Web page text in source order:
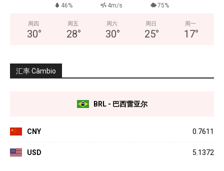
46% 4m/s 75%
周四
30°
周五
28°
周六
30°
周日
25°
周一
17°
汇率 Câmbio
BRL - 巴西雷亚尔
CNY 0.7611
USD 5.1372